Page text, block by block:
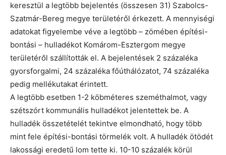
keresztül a legtöbb bejelentés (összesen 31) Szabolcs-
Szatmár-Bereg megye területéről érkezett. A mennyiségi
adatokat figyelembe véve a legtöbb – zömében építési-
bontási – hulladékot Komárom-Esztergom megye
területéről szállították el. A bejelentések 2 százaléka
gyorsforgalmi, 24 százaléka főúthálózatot, 74 százaléka
pedig mellékutakat érintett.
A legtöbb esetben 1-2 köbméteres szeméthalmot, vagy
szétszórt kommunális hulladékot jelentettek be. A
hulladék összetételét tekintve elmondható, hogy több
mint fele építési-bontási törmelék volt. A hulladék ötödét
lakossági eredetű lom tette ki. 10-10 százalék körül